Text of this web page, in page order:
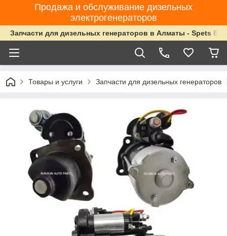
Продажа и обслуживание дизельных
электрогенераторов
Запчасти для дизельных генераторов в Алматы - Spets
Товары и услуги Запчасти для дизельных генераторов